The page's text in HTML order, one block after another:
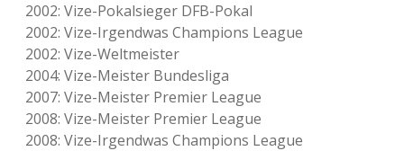
2002: Vize-Pokalsieger DFB-Pokal
2002: Vize-Irgendwas Champions League
2002: Vize-Weltmeister
2004: Vize-Meister Bundesliga
2007: Vize-Meister Premier League
2008: Vize-Meister Premier League
2008: Vize-Irgendwas Champions League